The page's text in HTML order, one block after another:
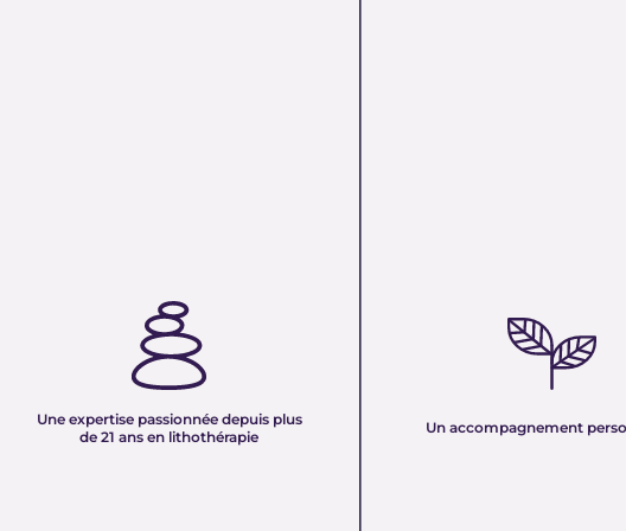
Une expertise passionnée depuis plus
de 21 ans en lithothérapie
PLUS DE 21 ANS EN LITHOTHÉRAPIE :
Forte d’une expérience de plus de deux
décennies, notre équipe vous partage son savoir
mettons nos connaissances en lithothérapie à
votre service pour vous accompagner dans votre
Un accompagnement
Nous sélectionnons
minéraux pour vous offrir des
naturelles, non traitées et chargées
vibration et son authenticité afin